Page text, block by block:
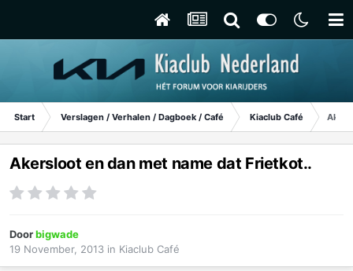
Start Verslagen / Verhalen / Dagboek / Café Kiaclub Café
Akersloot en dan met name dat Frietkot..
Doorbigwade
19 November, 2013 in Kiaclub Café